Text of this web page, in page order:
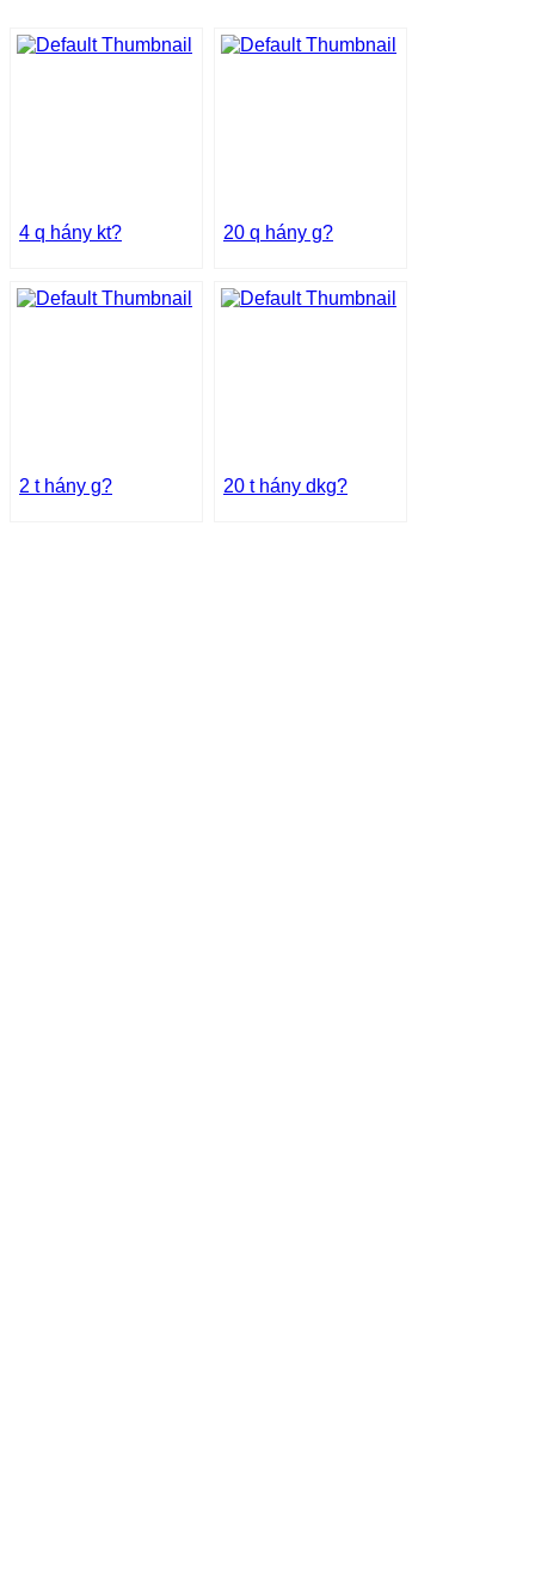
4 q hány kt? 20 q hány g?
2 t hány g? 20 t hány dkg?